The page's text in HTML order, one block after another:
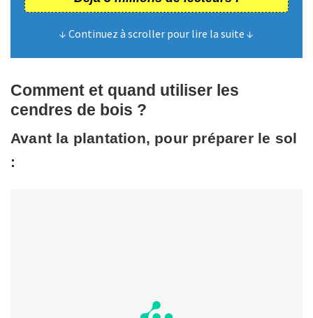
↓ Continuez à scroller pour lire la suite ↓
Comment et quand utiliser les
cendres de bois ?
Avant la plantation, pour préparer le sol
: